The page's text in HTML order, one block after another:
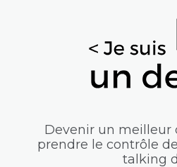
Devenir un meilleur
prendre le contrôle
talking